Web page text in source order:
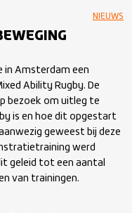
NIEUWS
in Amsterdam een
Ability Rugby. De
bezoek om uitleg te
is en hoe dit opgestart
geweest bij deze
werd
geleid tot een aantal
van trainingen.